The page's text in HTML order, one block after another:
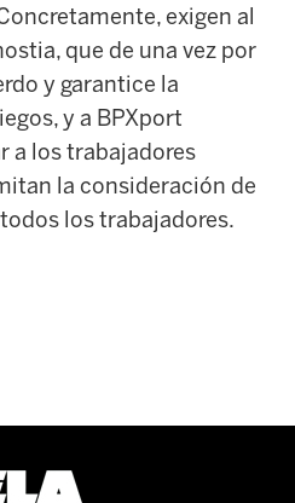
exigen al
que de una vez por
y garantice la
y a BPXport
a los trabajadores
la consideración de
los trabajadores.